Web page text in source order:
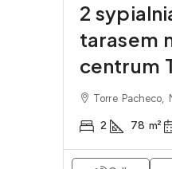
2
tarasem
centrum
Torre Pacheco,
2 78 m²